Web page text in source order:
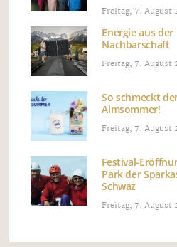
Freitag, 7. August
Energie aus der
Nachbarschaft
Freitag, 7. August
So schmeckt
Almsommer!
Freitag, 7. August
Festival-
Park der
Schwaz
Freitag, 7. August